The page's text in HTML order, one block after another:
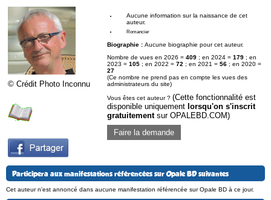
© Crédit Photo Inconnu
Aucune information sur la naissance de cet
auteur.
Romancier
Biographie : Aucune biographie pour cet auteur.
Nombre de vues en 2026 = 409 ; en 2024 = 179 ; en
2023 = 105 ; en 2022 = 72 ; en 2021 = 56 ; en 2020 =
27
(Ce nombre ne prend pas en compte les vues des
administrateurs du site)
Vous êtes cet auteur ? (Cette fonctionnalité est
disponible uniquement lorsqu'on s'inscrit
gratuitementsur OPALEBD.COM)
Faire la demande
Participera aux manifestations référencées sur Opale BD suivantes
Cet auteur n'est annoncé dans aucune manifestation référencée sur Opale BD à ce jour.